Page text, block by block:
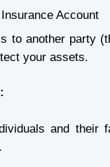
Account
to another party
your assets.
and their